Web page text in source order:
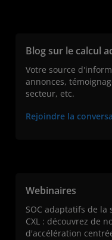
Blog sur le calcul
Votre source
annonces,
secteur, etc.
Rejoindre la
Webinaires
SOC adaptatifs de la
CXL : découvrez de
d'accélération